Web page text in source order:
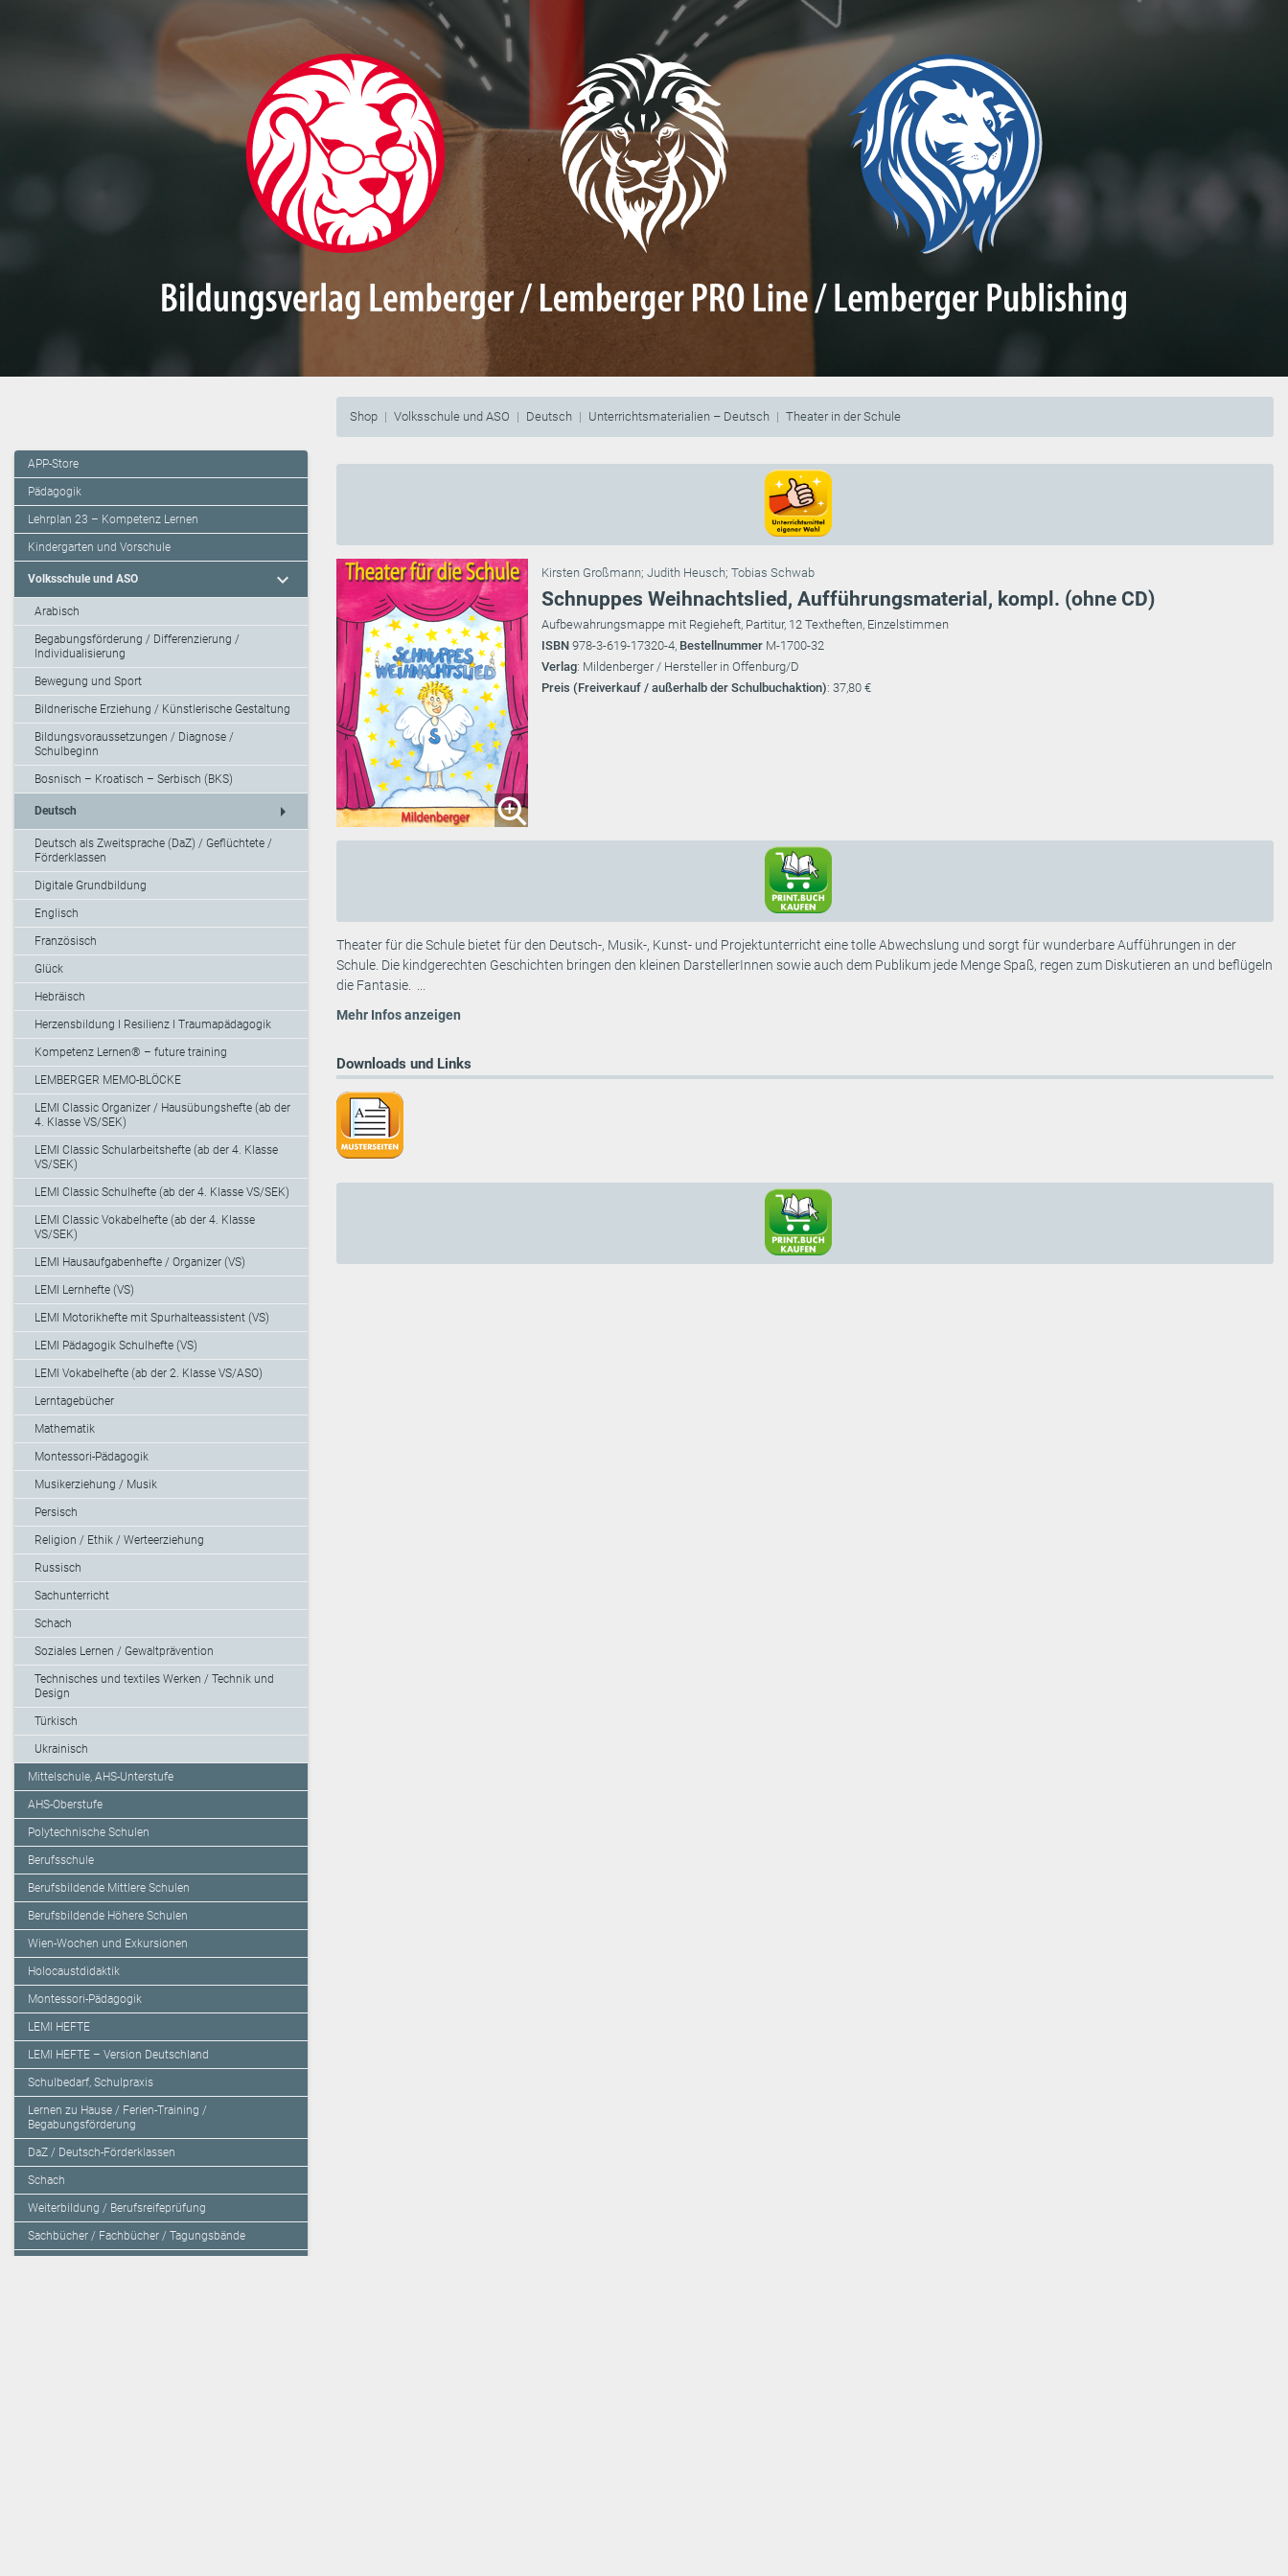
Shop Volksschule und ASO Deutsch Unterrichtsmaterialien – Deutsch Theater in der Schule
APP-Store
Pädagogik
Lehrplan 23 – Kompetenz Lernen
Kindergarten und Vorschule
Volksschule und ASO expand_more
Arabisch
Begabungsförderung / Differenzierung /
Individualisierung
Bewegung und Sport
Bildnerische Erziehung / Künstlerische Gestaltung
Bildungsvoraussetzungen / Diagnose /
Schulbeginn
Bosnisch – Kroatisch – Serbisch (BKS)
Deutsch arrow_right
Deutsch als Zweitsprache (DaZ) / Geflüchtete /
Förderklassen
Digitale Grundbildung
Englisch
Französisch
Glück
Hebräisch
Herzensbildung I Resilienz I Traumapädagogik
Kompetenz Lernen® – future training
LEMBERGER MEMO-BLÖCKE
LEMI Classic Organizer / Hausübungshefte (ab der
4. Klasse VS/SEK)
LEMI Classic Schularbeitshefte (ab der 4. Klasse
VS/SEK)
LEMI Classic Schulhefte (ab der 4. Klasse VS/SEK)
LEMI Classic Vokabelhefte (ab der 4. Klasse
VS/SEK)
LEMI Hausaufgabenhefte / Organizer (VS)
LEMI Lernhefte (VS)
LEMI Motorikhefte mit Spurhalteassistent (VS)
LEMI Pädagogik Schulhefte (VS)
LEMI Vokabelhefte (ab der 2. Klasse VS/ASO)
Lerntagebücher
Mathematik
Montessori-Pädagogik
Musikerziehung / Musik
Persisch
Religion / Ethik / Werteerziehung
Russisch
Sachunterricht
Schach
Soziales Lernen / Gewaltprävention
Technisches und textiles Werken / Technik und
Design
Türkisch
Ukrainisch
Mittelschule, AHS-Unterstufe
AHS-Oberstufe
Polytechnische Schulen
Berufsschule
Berufsbildende Mittlere Schulen
Berufsbildende Höhere Schulen
Wien-Wochen und Exkursionen
Holocaustdidaktik
Montessori-Pädagogik
LEMI HEFTE
LEMI HEFTE – Version Deutschland
Schulbedarf, Schulpraxis
Lernen zu Hause / Ferien-Training /
Begabungsförderung
DaZ / Deutsch-Förderklassen
Schach
Weiterbildung / Berufsreifeprüfung
Sachbücher / Fachbücher / Tagungsbände
Kirsten Großmann; Judith Heusch; Tobias Schwab
Schnuppes Weihnachtslied, Aufführungsmaterial, kompl. (ohne CD)
Aufbewahrungsmappe mit Regieheft, Partitur, 12 Textheften, Einzelstimmen
ISBN 978-3-619-17320-4, Bestellnummer M-1700-32
Verlag: Mildenberger / Hersteller in Offenburg/D
Preis (Freiverkauf / außerhalb der Schulbuchaktion): 37,80 €
Theater für die Schule bietet für den Deutsch-, Musik-, Kunst- und Projektunterricht eine tolle Abwechslung und sorgt für wunderbare Aufführungen in der
Schule. Die kindgerechten Geschichten bringen den kleinen DarstellerInnen sowie auch dem Publikum jede Menge Spaß, regen zum Diskutieren an und beflügeln
die Fantasie. ...
Mehr Infos anzeigen
Downloads und Links